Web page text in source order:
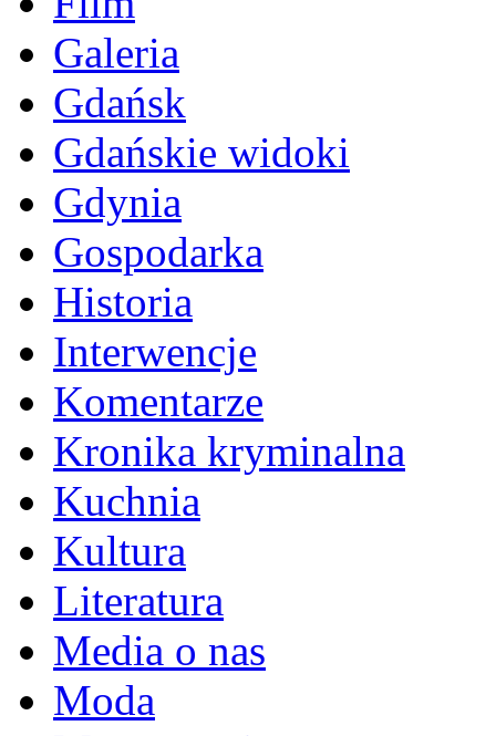
Galeria
Gdańsk
Gdańskie widoki
Gdynia
Gospodarka
Historia
Interwencje
Komentarze
Kronika kryminalna
Kuchnia
Kultura
Literatura
Media o nas
Moda